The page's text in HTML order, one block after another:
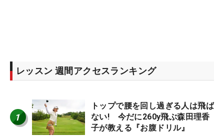
レッスン 週間アクセスランキング
1
トップで腰を回し過ぎる人は飛ば
ない! 今だに260y飛ぶ森田理香
子が教える『お腹ドリル』